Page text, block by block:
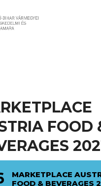
FOOD
MARKETPLACE
FOOD & BEVERAGES